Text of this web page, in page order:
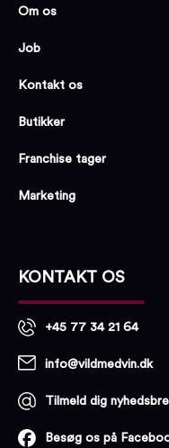
Om os
Job
Kontakt os
Butikker
Franchise tager
Marketing
KONTAKT OS
+45 77 34 21 64
info@vildmedvin.dk
Tilmeld dig
Besøg os på